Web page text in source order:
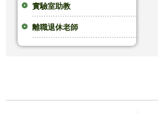
實驗室助教
離職退休老師